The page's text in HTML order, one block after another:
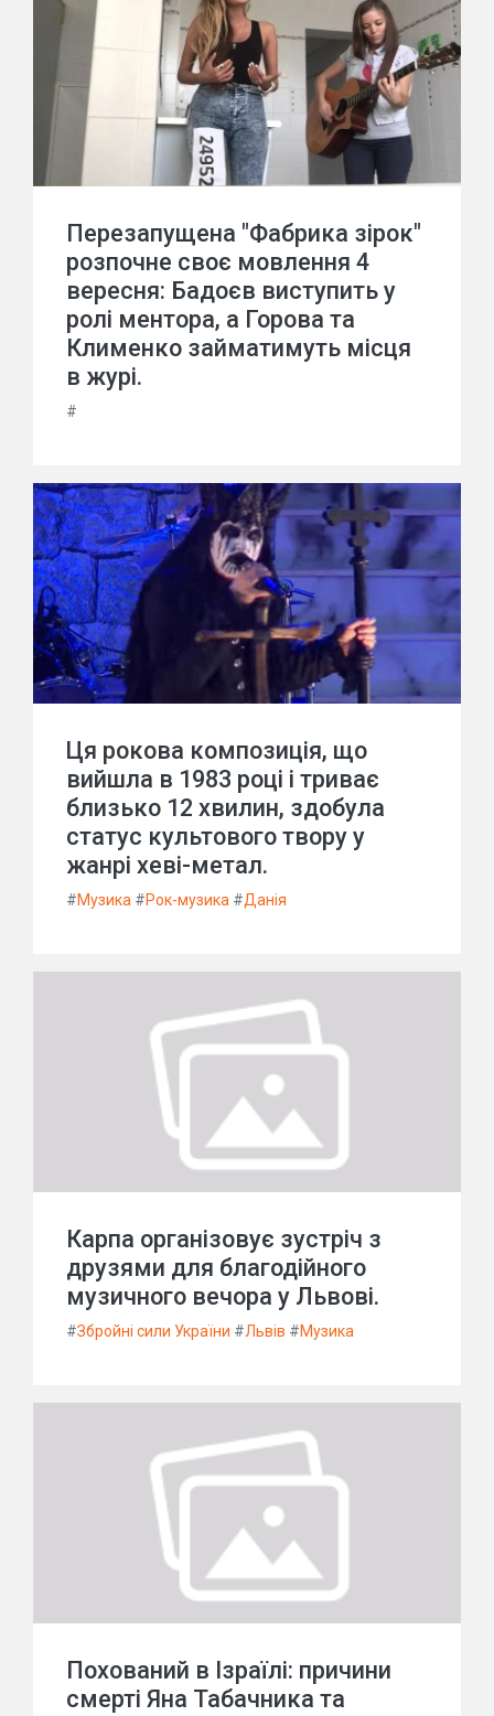
Перезапущена "Фабрика зірок"
розпочне своє мовлення 4
вересня: Бадоєв виступить у
ролі ментора, а Горова та
Клименко займатимуть місця
в журі.
#
Ця рокова композиція, що
вийшла в 1983 році і триває
близько 12 хвилин, здобула
статус культового твору у
жанрі хеві-метал.
#Музика #Рок-музика #Данія
Карпа організовує зустріч з
друзями для благодійного
музичного вечора у Львові.
#Збройні сили України #Львів #Музика
Похований в Ізраїлі: причини
смерті Яна Табачника та